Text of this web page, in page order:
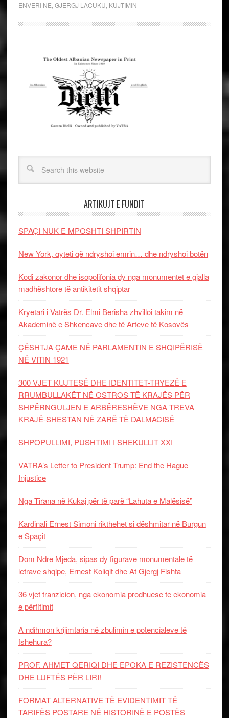
ENVERI NE GJERGJ LACUKU KUJTIMIN
ARTIKUJT E FUNDIT
SPAÇI NUK E MPOSHTI SHPIRTIN
New York, qyteti që ndryshoi emrin… dhe ndryshoi botën
Kodi zakonor dhe isopolifonia dy nga monumentet e gjalla
madhështore të antikitetit shqiptar
Kryetari i Vatrës Dr. Elmi Berisha zhvilloi takim në
Akademinë e Shkencave dhe të Arteve të Kosovës
ÇËSHTJA ÇAME NË PARLAMENTIN E SHQIPËRISË
NË VITIN 1921
300 VJET KUJTESË DHE IDENTITET-TRYEZË E
RRUMBULLAKËT NË OSTROS TË KRAJËS PËR
SHPËRNGULJEN E ARBËRESHËVE NGA TREVA
KRAJË-SHESTAN NË ZARË TË DALMACISË
SHPOPULLIMI, PUSHTIMI I SHEKULLIT XXI
VATRA’s Letter to President Trump: End the Hague
Injustice
Nga Tirana në Kukaj për të parë “Lahuta e Malësisë”
Kardinali Ernest Simoni rikthehet si dëshmitar në Burgun
e Spaçit
Dom Ndre Mjeda, sipas dy figurave monumentale të
letrave shqipe, Ernest Koliqit dhe At Gjergj Fishta
36 vjet tranzicion, nga ekonomia prodhuese te ekonomia
e përfitimit
A ndihmon krijimtaria në zbulimin e potencialeve të
fshehura?
PROF. AHMET QERIQI DHE EPOKA E REZISTENCЁS
DHE LUFTЁS PЁR LIRI!
FORMAT ALTERNATIVE TË EVIDENTIMIT TË
TARIFËS POSTARE NË HISTORINË E POSTËS